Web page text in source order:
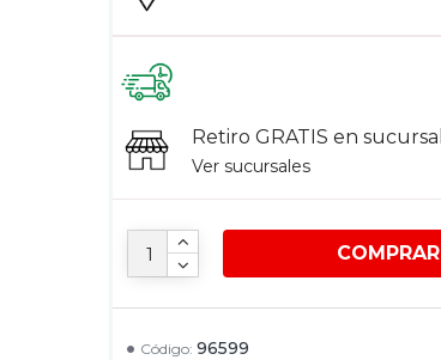
Código: 96599
COMPRAR
Retiro GRATIS en sucursal
Ver sucursales